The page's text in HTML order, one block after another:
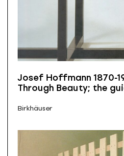
Josef Hoffmann 1870-
Through Beauty; the
Birkhäuser